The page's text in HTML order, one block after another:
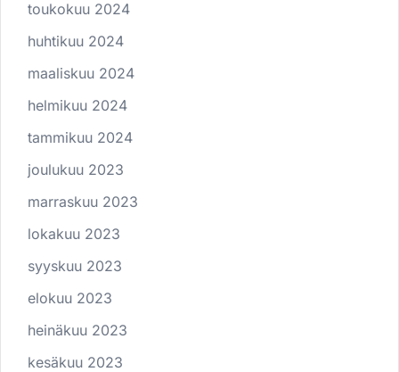
toukokuu 2024
huhtikuu 2024
maaliskuu 2024
helmikuu 2024
tammikuu 2024
joulukuu 2023
marraskuu 2023
lokakuu 2023
syyskuu 2023
elokuu 2023
heinäkuu 2023
kesäkuu 2023